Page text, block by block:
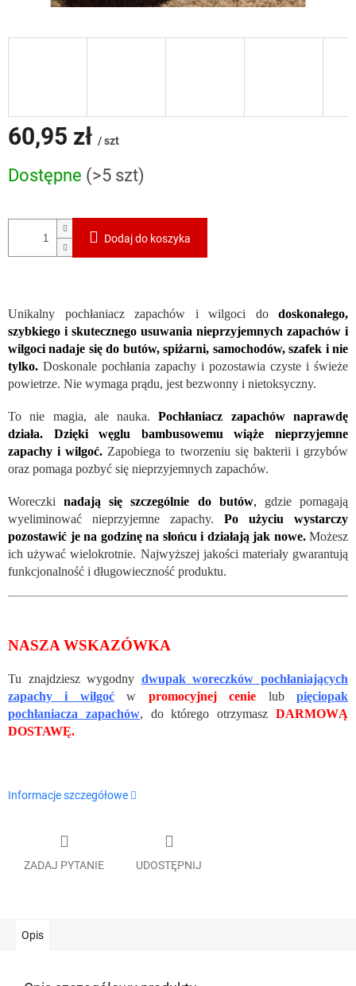
60,95 zł / szt
jednostkowa:
Dostępne (>5 szt)
Dodaj do koszyka
Unikalny pochłaniacz zapachów i wilgoci do doskonałego,
szybkiego i skutecznego usuwania nieprzyjemnych zapachów i
wilgoci nadaje się do butów, spiżarni, samochodów, szafek i nie
tylko. Doskonale pochłania zapachy i pozostawia czyste i świeże
powietrze. Nie wymaga prądu, jest bezwonny i nietoksyczny.
To nie magia, ale nauka.Pochłaniacz zapachów naprawdę
działa. Dzięki węglu bambusowemu wiąże nieprzyjemne
zapachy i wilgoć. Zapobiega to tworzeniu się bakterii i grzybów
oraz pomaga pozbyć się nieprzyjemnych zapachów.
Woreczki nadają się szczególnie do butów, gdzie pomagają
wyeliminować nieprzyjemne zapachy. Po użyciu wystarczy
pozostawić je na godzinę na słońcu i działają jak nowe.Możesz
ich używać wielokrotnie. Najwyższej jakości materiały gwarantują
funkcjonalność i długowieczność produktu.
NASZA WSKAZÓWKA
Tu znajdziesz wygodny dwupak woreczków pochłaniających
zapachy i wilgoćw promocyjnej cenie lubpięciopak
pochłaniacza zapachów, do którego otrzymaszDARMOWĄ
DOSTAWĘ.
Informacje szczegółowe
ZADAJ PYTANIE UDOSTĘPNIJ
Opis